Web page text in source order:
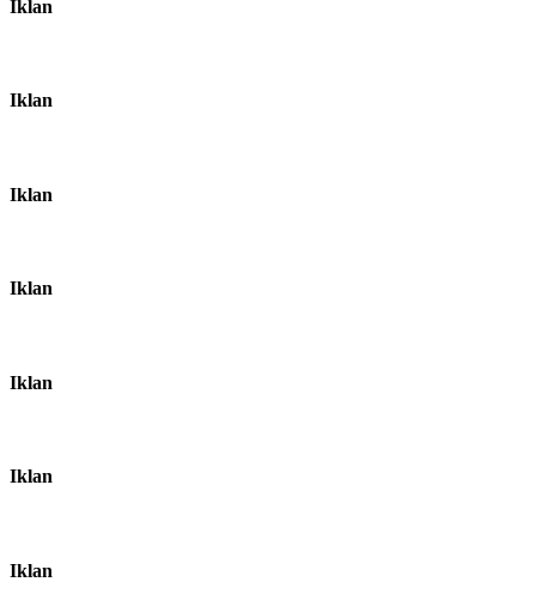
Iklan
Iklan
Iklan
Iklan
Iklan
Iklan
Iklan